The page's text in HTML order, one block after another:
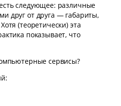
следующее: различные
друг от друга — габариты,
(теоретически) эта
показывает, что
сервисы?